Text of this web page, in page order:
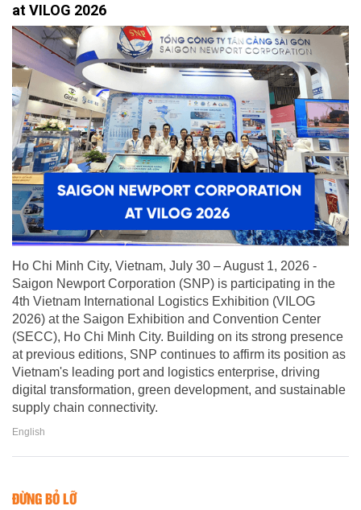
at VILOG 2026
Ho Chi Minh City, Vietnam, July 30 – August 1, 2026 -
Saigon Newport Corporation (SNP) is participating in the
4th Vietnam International Logistics Exhibition (VILOG
2026) at the Saigon Exhibition and Convention Center
(SECC), Ho Chi Minh City. Building on its strong presence
at previous editions, SNP continues to affirm its position as
Vietnam's leading port and logistics enterprise, driving
digital transformation, green development, and sustainable
supply chain connectivity.
English
ĐỪNG BỎ LỠ